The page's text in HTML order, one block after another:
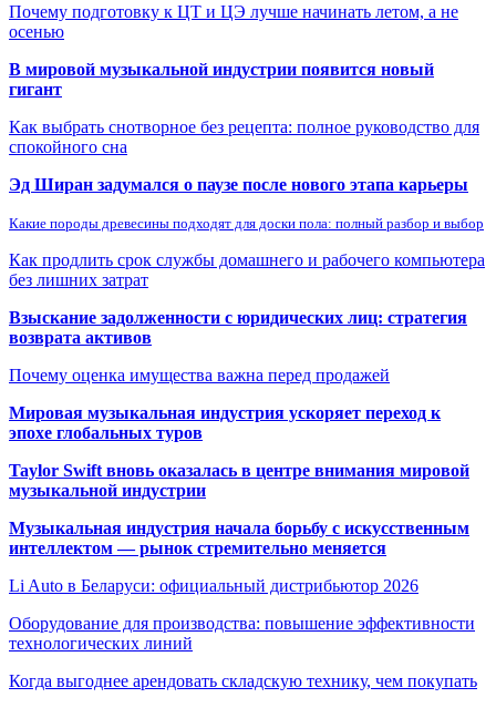
Почему подготовку к ЦТ и ЦЭ лучше начинать летом, а не
осенью
В мировой музыкальной индустрии появится новый
гигант
Как выбрать снотворное без рецепта: полное руководство для
спокойного сна
Эд Ширан задумался о паузе после нового этапа карьеры
Какие породы древесины подходят для доски пола: полный разбор и выбор
Как продлить срок службы домашнего и рабочего компьютера
без лишних затрат
Взыскание задолженности с юридических лиц: стратегия
возврата активов
Почему оценка имущества важна перед продажей
Мировая музыкальная индустрия ускоряет переход к
эпохе глобальных туров
Taylor Swift вновь оказалась в центре внимания мировой
музыкальной индустрии
Музыкальная индустрия начала борьбу с искусственным
интеллектом — рынок стремительно меняется
Li Auto в Беларуси: официальный дистрибьютор 2026
Оборудование для производства: повышение эффективности
технологических линий
Когда выгоднее арендовать складскую технику, чем покупать